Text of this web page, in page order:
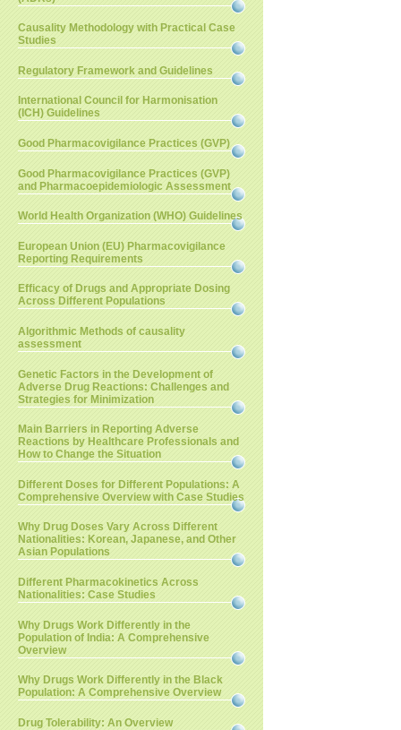
Causality Methodology with Practical Case
Studies
Regulatory Framework and Guidelines
International Council for Harmonisation
(ICH) Guidelines
Good Pharmacovigilance Practices (GVP)
Good Pharmacovigilance Practices (GVP)
and Pharmacoepidemiologic Assessment
World Health Organization (WHO) Guidelines
European Union (EU) Pharmacovigilance
Reporting Requirements
Efficacy of Drugs and Appropriate Dosing
Across Different Populations
Algorithmic Methods of causality
assessment
Genetic Factors in the Development of
Adverse Drug Reactions: Challenges and
Strategies for Minimization
Main Barriers in Reporting Adverse
Reactions by Healthcare Professionals and
How to Change the Situation
Different Doses for Different Populations: A
Comprehensive Overview with Case Studies
Why Drug Doses Vary Across Different
Nationalities: Korean, Japanese, and Other
Asian Populations
Different Pharmacokinetics Across
Nationalities: Case Studies
Why Drugs Work Differently in the
Population of India: A Comprehensive
Overview
Why Drugs Work Differently in the Black
Population: A Comprehensive Overview
Drug Tolerability: An Overview